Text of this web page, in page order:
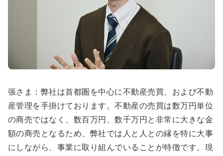
張さま：弊社は首都圏を中心に不動産売買、および不動
産管理を手掛けております。不動産の売買は数万円単位
の商売ではなく、数百万円、数千万円と非常に大きな金
額の商売となるため、弊社では人と人との縁を特に大事
にしながら、事業に取り組んでいることが特徴です。現